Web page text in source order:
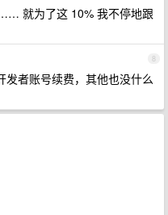
就为了这 10% 我不停地跟
8
发者账号续费，其他也没什么